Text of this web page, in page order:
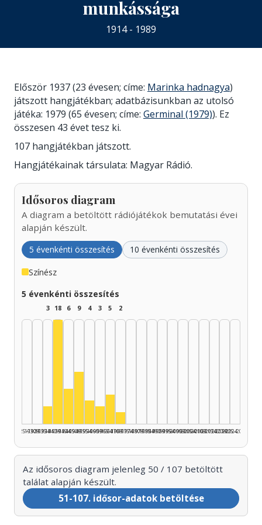
munkássága
1914 - 1989
Először 1937 (23 évesen; címe: Marinka hadnagya)
játszott hangjátékban; adatbázisunkban az utolsó
játéka: 1979 (65 évesen; címe: Germinal (1979)). Ez
összesen 43 évet tesz ki.
107 hangjátékban játszott.
Hangjátékainak társulata: Magyar Rádió.
Idősoros diagram
A diagram a betöltött rádiójátékok bemutatási évei
alapján készült.
5 évenkénti összesítés 10 évenkénti összesítés
Színész
5 évenkénti összesítés
1925–1929
1930–1934
3
Színész, 1935–1939: 3
1935–1939
18
1940–1944
6
Színész, 1945–1949: 6
1945–1949
9
Színész, 1950–1954: 9
1950–1954
4
1955–1959
3
Színész, 1960–1964: 3
1960–1964
5
Színész, 1965–1969: 5
1965–1969
2
Színész, 1970–1974: 2
1970–1974
1975–1979
1980–1984
1985–1989
1990–1994
1995–1999
2000–2004
2005–2009
2010–2014
2015–2019
2020–2024
2025–2026
Az idősoros diagram jelenleg 50 / 107 betöltött
találat alapján készült.
51-107. idősor-adatok betöltése